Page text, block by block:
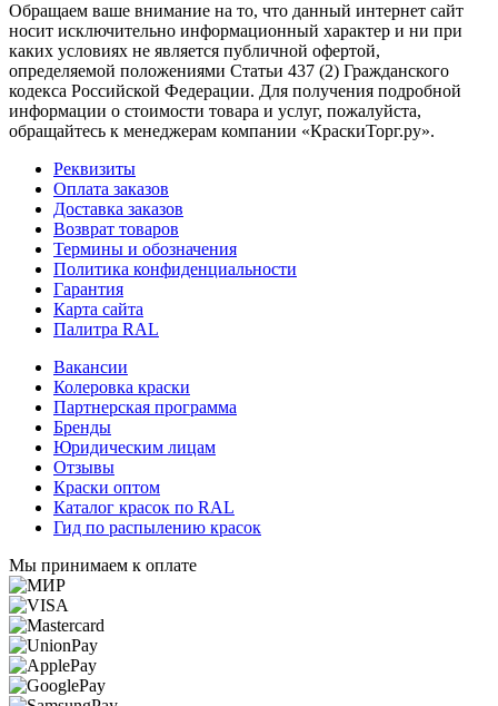
Обращаем ваше внимание на то, что данный интернет сайт
носит исключительно информационный характер и ни при
каких условиях не является публичной офертой,
определяемой положениями Статьи 437 (2) Гражданского
кодекса Российской Федерации. Для получения подробной
информации о стоимости товара и услуг, пожалуйста,
обращайтесь к менеджерам компании «КраскиТорг.ру».
Реквизиты
Оплата заказов
Доставка заказов
Возврат товаров
Термины и обозначения
Политика конфиденциальности
Гарантия
Карта сайта
Палитра RAL
Вакансии
Колеровка краски
Партнерская программа
Бренды
Юридическим лицам
Отзывы
Краски оптом
Каталог красок по RAL
Гид по распылению красок
Мы принимаем к оплате